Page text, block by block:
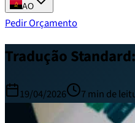
AO
Pedir Orçamento
Tradução
19/04/2026 7 min de